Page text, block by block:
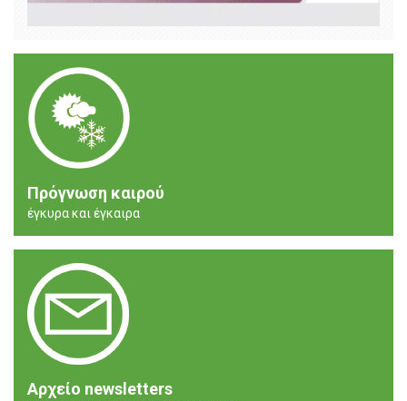
Πρόγνωση καιρού
έγκυρα και έγκαιρα
Αρχείο newsletters